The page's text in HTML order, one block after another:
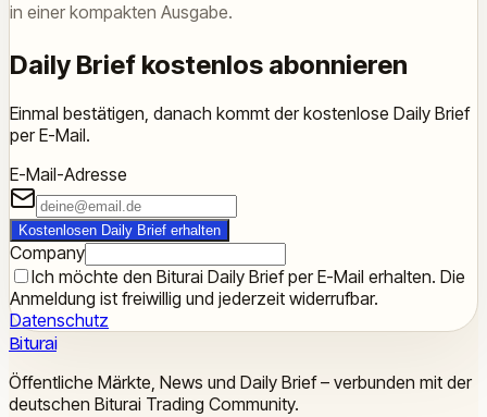
in einer kompakten Ausgabe.
Daily Brief kostenlos abonnieren
Einmal bestätigen, danach kommt der kostenlose Daily Brief
per E-Mail.
E-Mail-Adresse
Kostenlosen Daily Brief erhalten
Company
Ich möchte den Biturai Daily Brief per E-Mail erhalten. Die
Anmeldung ist freiwillig und jederzeit widerrufbar.
Datenschutz
Biturai
Öffentliche Märkte, News und Daily Brief – verbunden mit der
deutschen Biturai Trading Community.